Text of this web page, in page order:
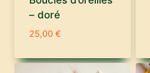
– doré
25,00 €